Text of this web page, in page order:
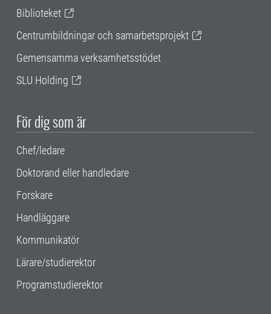
Biblioteket
Centrumbildningar och samarbetsprojekt
Gemensamma verksamhetsstödet
SLU Holding
För dig som är
Chef/ledare
Doktorand eller handledare
Forskare
Handläggare
Kommunikatör
Lärare/studierektor
Programstudierektor